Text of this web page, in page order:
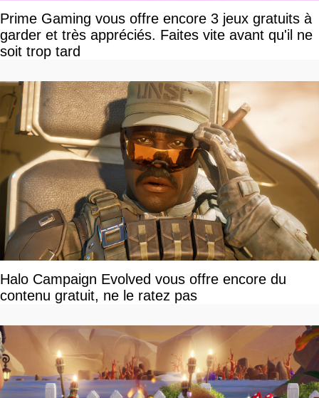
Prime Gaming vous offre encore 3 jeux gratuits à
garder et très appréciés. Faites vite avant qu'il ne
soit trop tard
Halo Campaign Evolved vous offre encore du
contenu gratuit, ne le ratez pas